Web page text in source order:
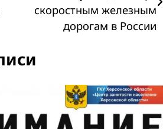
скоростным железным
дорогам в России